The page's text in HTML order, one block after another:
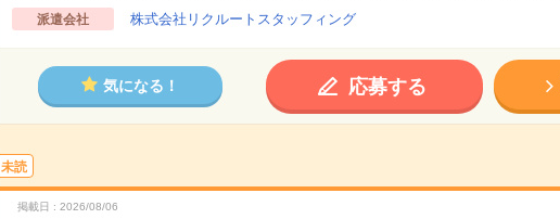
派遣会社 株式会社リクルートスタッフィング
気になる！ 応募する
未読
掲載日 2026/08/06